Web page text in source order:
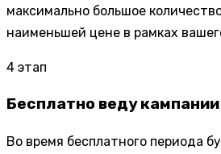
максимально большое
наименьшей цене в рамках
4 этап
Бесплатно веду
Во время бесплатного периода